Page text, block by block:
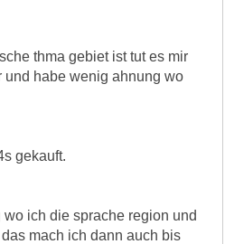
thma gebiet ist tut es mir
habe wenig ahnung wo
gekauft.
wo ich die sprache region und
mach ich dann auch bis